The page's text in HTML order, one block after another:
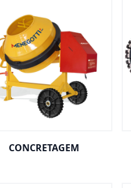
CONCRETAGEM